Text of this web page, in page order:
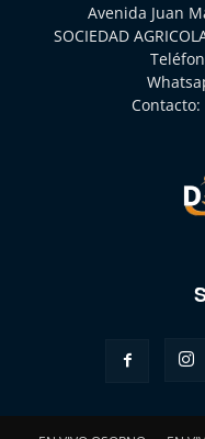
Avenida Juan
SOCIEDAD
Contacto: